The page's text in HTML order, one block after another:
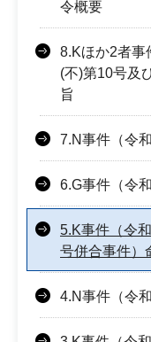
令概要
8.Kほか2者事
(不)第10号及
旨
7.N事件（令
6.G事件（令
5.K事件（令
号併合事件）
4.N事件（令